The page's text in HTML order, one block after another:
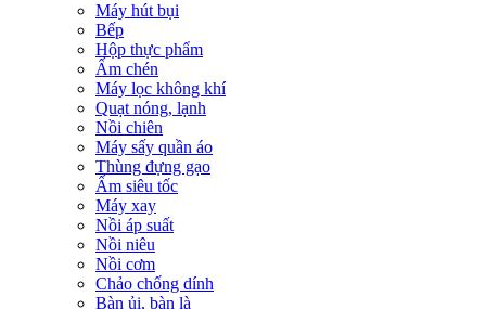
Máy hút bụi
Bếp
Hộp thực phẩm
Ấm chén
Máy lọc không khí
Quạt nóng, lạnh
Nồi chiên
Máy sấy quần áo
Thùng đựng gạo
Ấm siêu tốc
Máy xay
Nồi áp suất
Nồi niêu
Nồi cơm
Chảo chống dính
Bàn ủi, bàn là